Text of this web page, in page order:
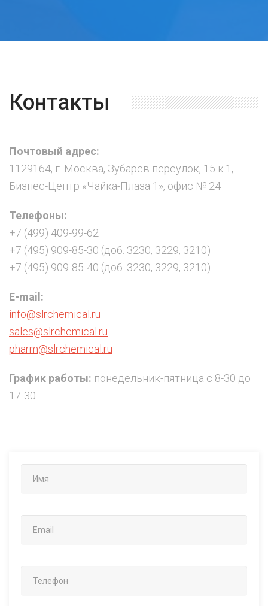
Контакты
Почтовый адрес:
1129164, г. Москва, Зубарев переулок, 15 к.1,
Бизнес-Центр «Чайка-Плаза 1», офис № 24
Телефоны:
+7 (499) 409-99-62
+7 (495) 909-85-30 (доб. 3230, 3229, 3210)
+7 (495) 909-85-40 (доб. 3230, 3229, 3210)
E-mail:
info@slrchemical.ru
sales@slrchemical.ru
pharm@slrchemical.ru
График работы: понедельник-пятница с 8-30 до
17-30